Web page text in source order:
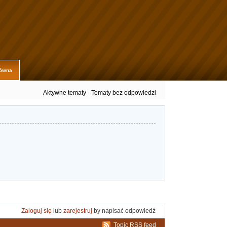
Aktywne tematy Tematy bez odpowiedzi
Zaloguj się lub zarejestruj by napisać odpowiedź
Topic RSS feed